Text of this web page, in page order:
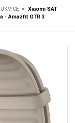
»
Xiaomi SAT
- Amazfit GTR 3